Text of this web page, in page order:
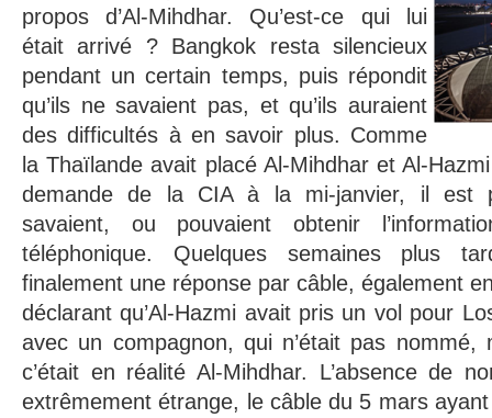
propos d’Al-Mihdhar. Qu’est-ce qui lui
était arrivé ? Bangkok resta silencieux
pendant un certain temps, puis répondit
qu’ils ne savaient pas, et qu’ils auraient
des difficultés à en savoir plus. Comme
la Thaïlande avait placé Al-Mihdhar et Al-
demande de la CIA à la mi-janvier, il est
savaient, ou pouvaient obtenir
téléphonique. Quelques semaines plus
finalement une réponse par câble, également
déclarant qu’Al-Hazmi avait pris un vol pour
avec un compagnon, qui n’était pas
c’était en réalité Al-Mihdhar. L’absence de
extrêmement étrange, le câble du 5 mars